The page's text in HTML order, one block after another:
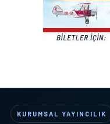
KURUMSAL YAYINCILIK